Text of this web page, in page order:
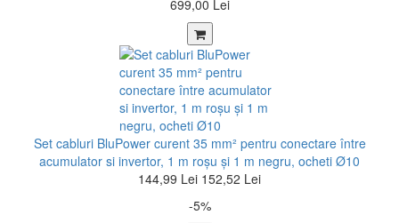
699,00 Lei
Set cabluri BluPower curent 35 mm² pentru conectare între
acumulator si invertor, 1 m roșu şi 1 m negru, ocheti Ø10
144,99 Lei 152,52 Lei
-5%